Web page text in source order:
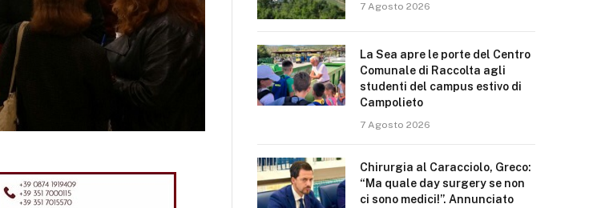
7 Agosto 2026
La Sea apre le porte del Centro
Comunale di Raccolta agli
studenti del campus estivo di
Campolieto
7 Agosto 2026
Chirurgia al Caracciolo, Greco:
“Ma quale day surgery se non
ci sono medici!”. Annunciato